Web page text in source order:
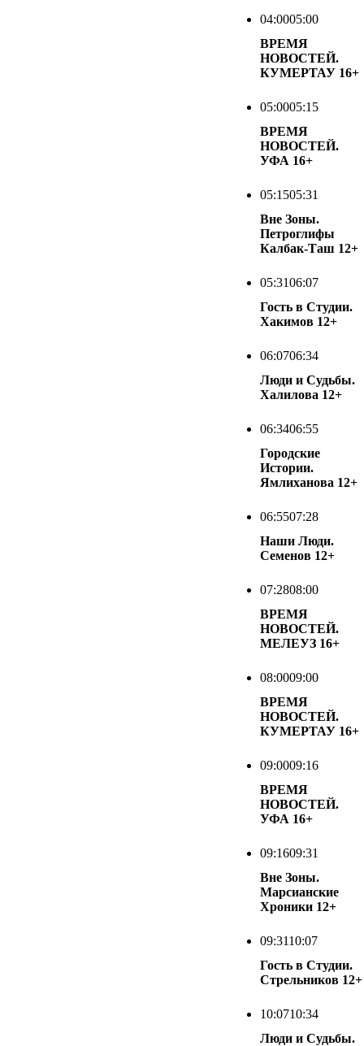
04:0005:00
ВРЕМЯ
НОВОСТЕЙ.
КУМЕРТАУ 16+
05:0005:15
ВРЕМЯ
НОВОСТЕЙ.
УФА 16+
05:1505:31
Вне Зоны.
Петроглифы
Калбак-Таш 12+
05:3106:07
Гость в Студии.
Хакимов 12+
06:0706:34
Люди и Судьбы.
Халилова 12+
06:3406:55
Городские
Истории.
Ямлиханова 12+
06:5507:28
Наши Люди.
Семенов 12+
07:2808:00
ВРЕМЯ
НОВОСТЕЙ.
МЕЛЕУЗ 16+
08:0009:00
ВРЕМЯ
НОВОСТЕЙ.
КУМЕРТАУ 16+
09:0009:16
ВРЕМЯ
НОВОСТЕЙ.
УФА 16+
09:1609:31
Вне Зоны.
Марсианские
Хроники 12+
09:3110:07
Гость в Студии.
Стрельников 12+
10:0710:34
Люди и Судьбы.